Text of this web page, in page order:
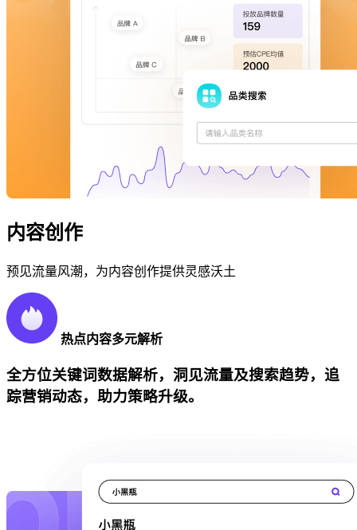
内容创作
预见流量风潮，为内容创作提供灵感沃土
热点内容多元解析
全方位关键词数据解析，洞见流量及搜索趋势，追
踪营销动态，助力策略升级。